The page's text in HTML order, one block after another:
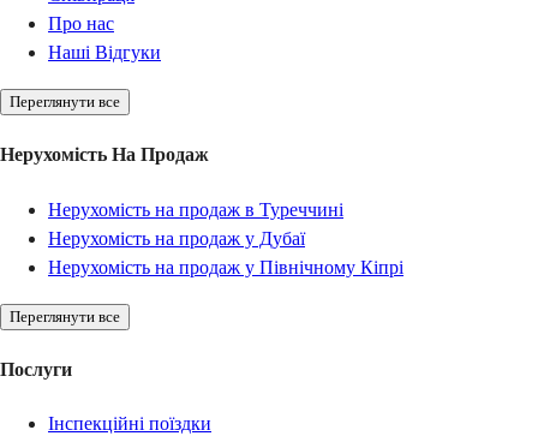
Про нас
Наші Відгуки
Переглянути все
Нерухомість На Продаж
Нерухомість на продаж в Туреччині
Нерухомість на продаж у Дубаї
Нерухомість на продаж у Північному Кіпрі
Переглянути все
Послуги
Інспекційні поїздки